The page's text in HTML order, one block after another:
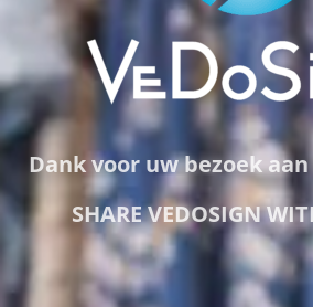
Dank voor uw bezoek
SHARE VEDOSIGN